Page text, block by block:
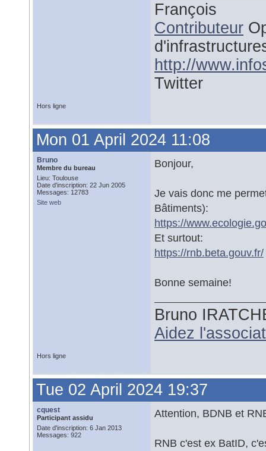
François
Contributeur
http://
Twitter
Hors ligne
Mon 01 April 2024 11:08
Bruno
Membre du bureau
Lieu: Toulouse
Date d'inscription: 22 Jun 2005
Messages: 12783
Site web
Bonjour,
Je vais donc me
Bâtiments):
https://
Et surtout:
https://rnb.beta.gouv.fr/
Bonne semaine!
Bruno
Aidez
Hors ligne
Tue 02 April 2024 19:37
cquest
Participant assidu
Date d'inscription: 6 Jan 2013
Messages: 922
Attention, BDNB et
RNB c'est ex BatID,